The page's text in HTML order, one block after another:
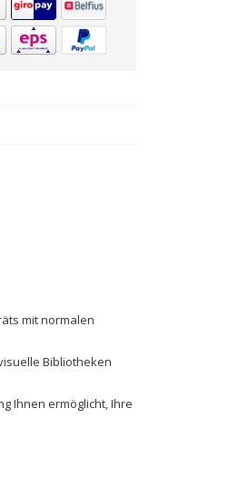
mit normalen
Bibliotheken
Ihnen ermöglicht, Ihre